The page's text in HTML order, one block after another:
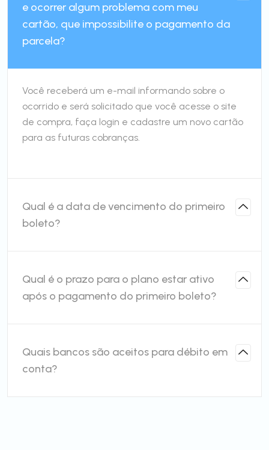
e ocorrer algum problema com meu
cartão, que impossibilite o pagamento da
parcela?
Você receberá um e-mail informando sobre o
ocorrido e será solicitado que você acesse o site
de compra, faça login e cadastre um novo cartão
para as futuras cobranças.
Qual é a data de vencimento do primeiro
boleto?
Qual é o prazo para o plano estar ativo
após o pagamento do primeiro boleto?
Quais bancos são aceitos para débito em
conta?